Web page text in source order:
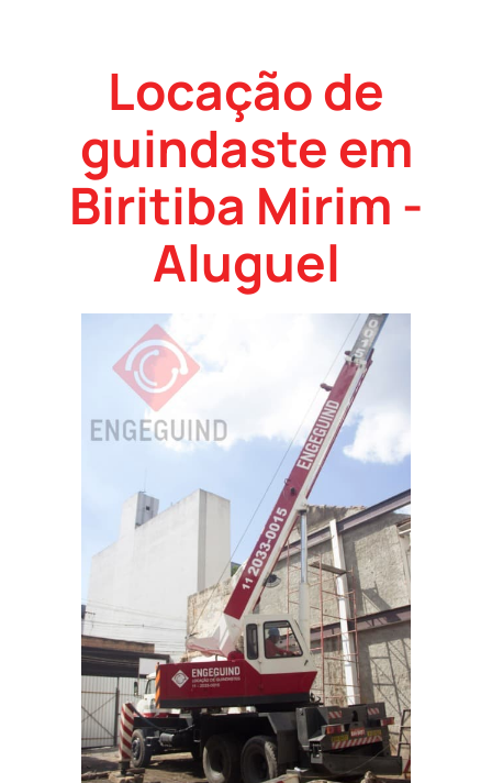
Locação de
guindaste em
Biritiba Mirim -
Aluguel